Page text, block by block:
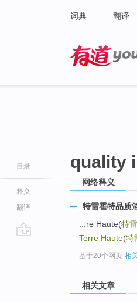
词典 翻译
目录
释义
翻译
quality
网络释义
特雷霍特品质
...re Haute(特
Terre Haute(特
基于20个网页-相
相关文章